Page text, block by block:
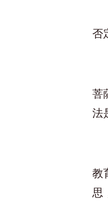
否
菩
法
教
思